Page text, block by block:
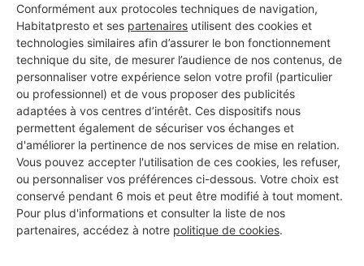
Conformément aux protocoles techniques de navigation,
Habitatpresto et ses partenaires utilisent des cookies et
technologies similaires afin d’assurer le bon fonctionnement
technique du site, de mesurer l’audience de nos contenus, de
personnaliser votre expérience selon votre profil (particulier
ou professionnel) et de vous proposer des publicités
adaptées à vos centres d’intérêt. Ces dispositifs nous
permettent également de sécuriser vos échanges et
d'améliorer la pertinence de nos services de mise en relation.
Vous pouvez accepter l'utilisation de ces cookies, les refuser,
ou personnaliser vos préférences ci-dessous. Votre choix est
conservé pendant 6 mois et peut être modifié à tout moment.
Pour plus d'informations et consulter la liste de nos
partenaires, accédez à notre politique de cookies.
Vous souhaitez réaliser des travaux et ne savez quel professionnel
choisir ? Demandez des devis travaux
auprès de notre réseau de 5 000
professionnels partout en France.
DEMANDER UN DEVIS